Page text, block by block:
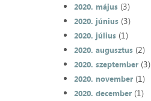
2020. május(3)
2020. június(3)
2020. július(1)
2020. augusztus(2)
2020. szeptember(3)
2020. november(1)
2020. december(1)